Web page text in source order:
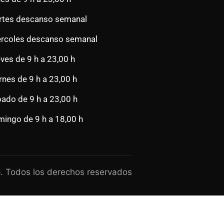
descanso semanal
descanso semanal
de 9 h a 23,00 h
de 9 h a 23,00 h
de 9 h a 23,00 h
de 9 h a 18,00 h
Todos los derechos reservados